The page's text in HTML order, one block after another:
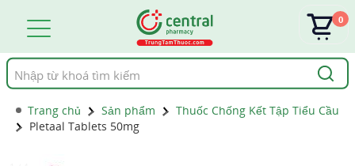
Tìm
kiếm
0
Trang chủ Sản phẩm
Thuốc Chống Kết Tập Tiểu Cầu
Pletaal Tablets 50mg